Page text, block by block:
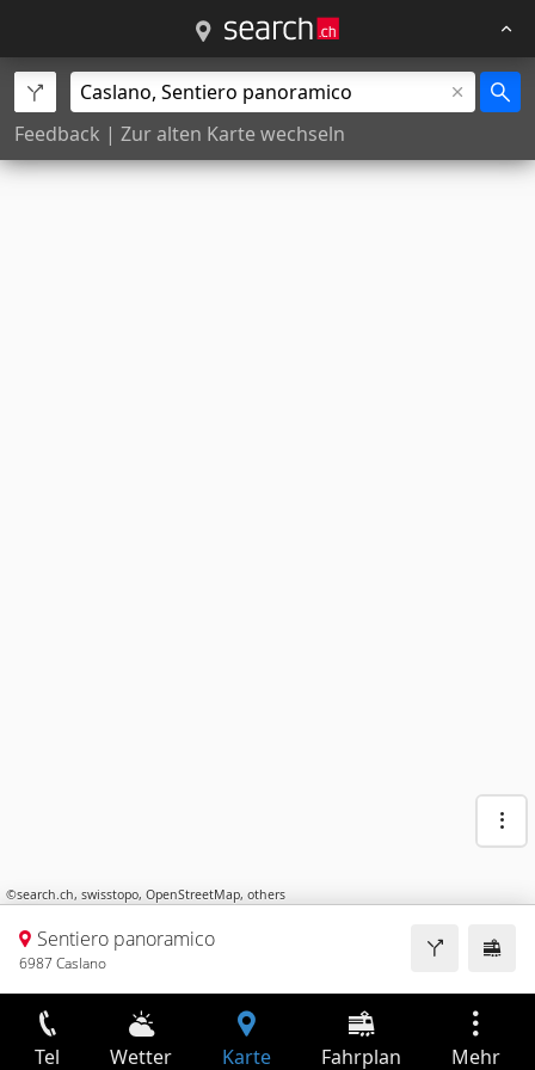
Feedback | Zur alten Karte wechseln
©search.ch, swisstopo, OpenStreetMap, others
Sentiero panoramico
6987 Caslano
Tel Wetter Karte Fahrplan Mehr